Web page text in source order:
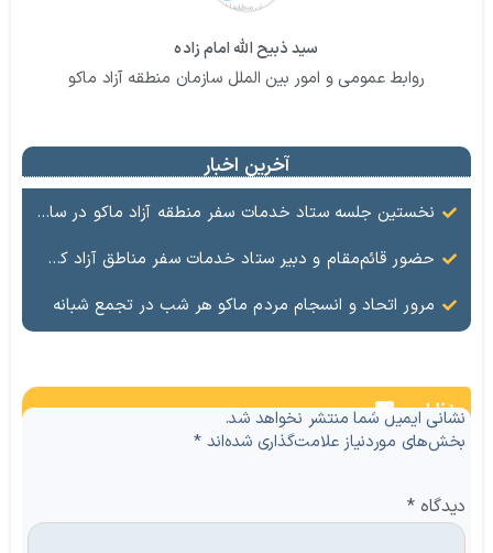
سید ذبیح الله امام زاده
روابط عمومی و امور بین الملل سازمان منطقه آزاد ماکو
آخرین اخبار
نخستین جلسه ستاد خدمات سفر منطقه آزاد ماکو در سال ۱۴۰۵ برگزار شد/تأکید بر تقویت جایگاه ماکو به‌عنوان مقصد گردشگری
حضور قائم‌مقام و دبیر ستاد خدمات سفر مناطق آزاد کشور در ماکو / تأکید بر آمادگی کامل برای میزبانی نوروزی
مرور اتحاد و انسجام مردم ماکو هر شب در تجمع شبانه
نظرات
نشانی ایمیل شما منتشر نخواهد شد.
بخش‌های موردنیاز علامت‌گذاری شده‌اند*
دیدگاه*